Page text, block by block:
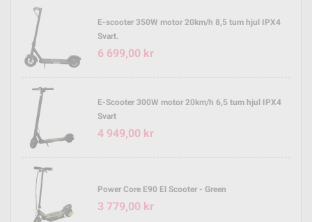
E-scooter 350W motor 20km/h 8,5 tum hjul IPX4
Svart.
6 699,00 kr
E-Scooter 300W motor 20km/h 6,5 tum hjul IPX4
Svart
4 949,00 kr
Power Core E90 El Scooter - Green
3 779,00 kr